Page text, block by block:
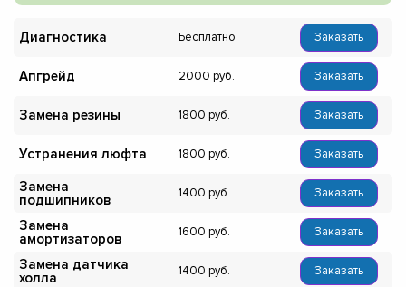
Диагностика Бесплатно Заказать
Апгрейд 2000 Заказать
Замена резины 1800 Заказать
Устранения люфта 1800 Заказать
Замена
подшипников
1400 Заказать
Замена
амортизаторов
1600 Заказать
Замена датчика
холла
1400 Заказать